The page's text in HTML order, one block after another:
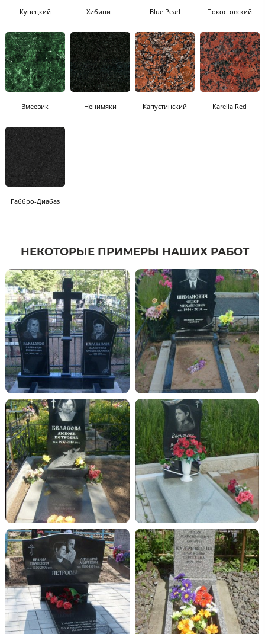
Купецкий Хибинит Blue Pearl Покостовский
Змеевик Ненимяки Капустинский Karelia Red
Габбро-Диабаз
НЕКОТОРЫЕ ПРИМЕРЫ НАШИХ РАБОТ